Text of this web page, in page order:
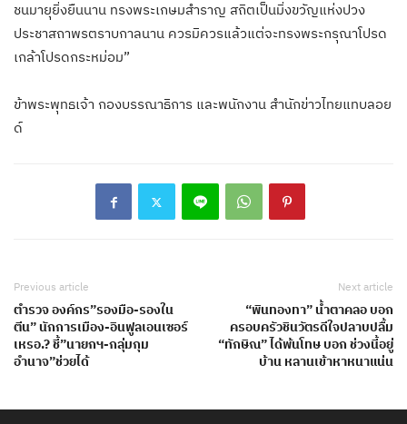
ชนมายุยิ่งยืนนาน ทรงพระเกษมสำราญ สถิตเป็นมิ่งขวัญแห่งปวง
ประชาสถาพรตราบกาลนาน ควรมิควรแล้วแต่จะทรงพระกรุณาโปรด
เกล้าโปรดกระหม่อม”
ข้าพระพุทธเจ้า กองบรรณาธิการ และพนักงาน สำนักข่าวไทยแทบลอย
ด์
Previous article
ตำรวจ องค์กร”รองมือ-รองใน
ตีน” นักการเมือง-อินฟูลเอนเซอร์
เหรอ.? ชี้”นายกฯ-กลุ่มกุม
อำนาจ”ช่วยได้
Next article
“พินทองทา” น้ำตาคลอ บอก
ครอบครัวชินวัตรดีใจปลาบปลื้ม
“ทักษิณ” ได้พ้นโทษ บอก ช่วงนี้อยู่
บ้าน หลานเข้าหาหนาแน่น